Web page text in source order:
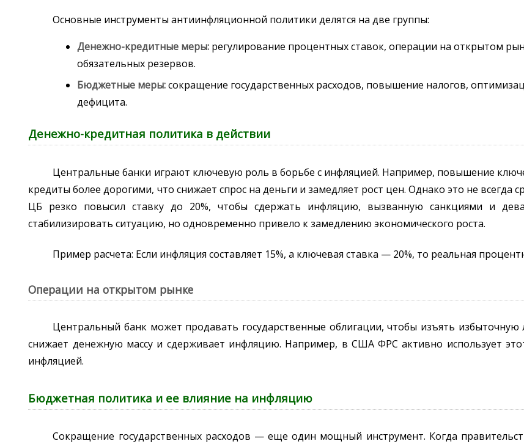
Основные инструменты антиинфляционной политики делятся на две группы:
Денежно-кредитные меры: регулирование процентных ставок, операции на открытом
обязательных резервов.
Бюджетные меры:сокращение государственных расходов, повышение налогов,
дефицита.
Денежно-кредитная политика в действии
Центральные банки играют ключевую роль в борьбе с инфляцией. Например, повышение
кредиты более дорогими, что снижает спрос на деньги и замедляет рост цен. Однако это не всегда
ЦБ резко повысил ставку до 20%, чтобы сдержать инфляцию, вызванную санкциями и
стабилизировать ситуацию, но одновременно привело к замедлению экономического роста.
Пример расчета: Если инфляция составляет 15%, а ключевая ставка — 20%, то реальная
Операции на открытом рынке
Центральный банк может продавать государственные облигации, чтобы изъять избыточную
снижает денежную массу и сдерживает инфляцию. Например, в США ФРС активно использует
инфляцией.
Бюджетная политика и ее влияние на инфляцию
Сокращение государственных расходов — еще один мощный инструмент. Когда